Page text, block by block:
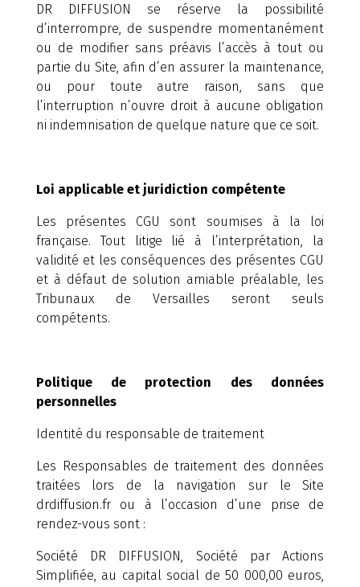
DR DIFFUSION se réserve la possibilité
d’interrompre, de suspendre momentanément
ou de modifier sans préavis l’accès à tout ou
partie du Site, afin d’en assurer la maintenance,
ou pour toute autre raison, sans que
l’interruption n’ouvre droit à aucune obligation
ni indemnisation de quelque nature que ce soit.
Loi applicable et juridiction compétente
Les présentes CGU sont soumises à la loi
française. Tout litige lié à l’interprétation, la
validité et les conséquences des présentes CGU
et à défaut de solution amiable préalable, les
Tribunaux de Versailles seront seuls
compétents.
Politique de protection des données
personnelles
Identité du responsable de traitement
Les Responsables de traitement des données
traitées lors de la navigation sur le Site
drdiffusion.fr ou à l’occasion d’une prise de
rendez-vous sont :
Société DR DIFFUSION, Société par Actions
Simplifiée, au capital social de 50 000,00 euros,